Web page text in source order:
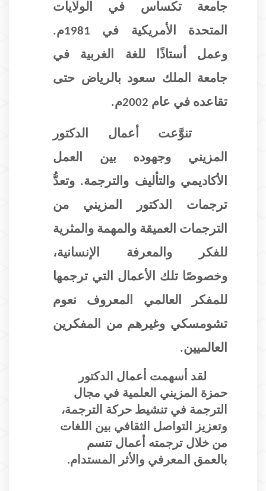
جامعة تكساس في الولايات
المتحدة الأمريكية في 1981م.
وعمل أستاذًا للغة الغربية في
جامعة الملك سعود بالرياض حتى
تقاعده في عام 2002م.
تنوَّعت أعمال الدكتور
المزيني وجهوده بين العمل
الأكاديمي والتأليف والترجمة. وتعدُّ
ترجمات الدكتور المزيني من
الترجمات العميقة والمهمة والمثرية
للفكر والمعرفة الإنسانية،
وخصوصًا تلك الأعمال التي ترجمها
للمفكر العالمي المعروف نعوم
تشومسكي وغيرهم من المفكرين
العالميين.
لقد أسهمت أعمال الدكتور
حمزة المزيني العلمية في مجال
الترجمة في تنشيط حركة الترجمة،
وتعزيز التواصل الثقافي بين اللغات
من خلال ترجمته أعمال تتسم
بالعمق المعرفي والأثر المستدام.